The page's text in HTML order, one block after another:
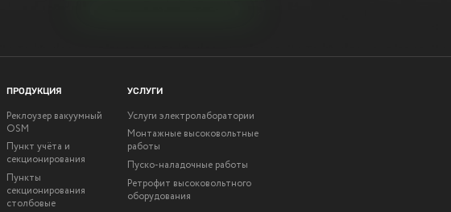
ПРОДУКЦИЯ
Реклоузер вакуумный
OSM
Пункт учёта и
секционирования
Пункты
секционирования
столбовые
УСЛУГИ
Услуги электролаборатории
Монтажные высоковольтные
работы
Пуско-наладочные работы
Ретрофит высоковольтного
оборудования